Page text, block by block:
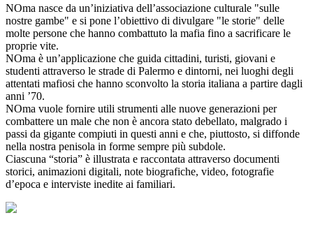
NOma nasce da un’iniziativa dell’associazione culturale "sulle
nostre gambe" e si pone l’obiettivo di divulgare "le storie" delle
molte persone che hanno combattuto la mafia fino a sacrificare le
proprie vite.
NOma è un’applicazione che guida cittadini, turisti, giovani e
studenti attraverso le strade di Palermo e dintorni, nei luoghi degli
attentati mafiosi che hanno sconvolto la storia italiana a partire dagli
anni ’70.
NOma vuole fornire utili strumenti alle nuove generazioni per
combattere un male che non è ancora stato debellato, malgrado i
passi da gigante compiuti in questi anni e che, piuttosto, si diffonde
nella nostra penisola in forme sempre più subdole.
Ciascuna “storia” è illustrata e raccontata attraverso documenti
storici, animazioni digitali, note biografiche, video, fotografie
d’epoca e interviste inedite ai familiari.